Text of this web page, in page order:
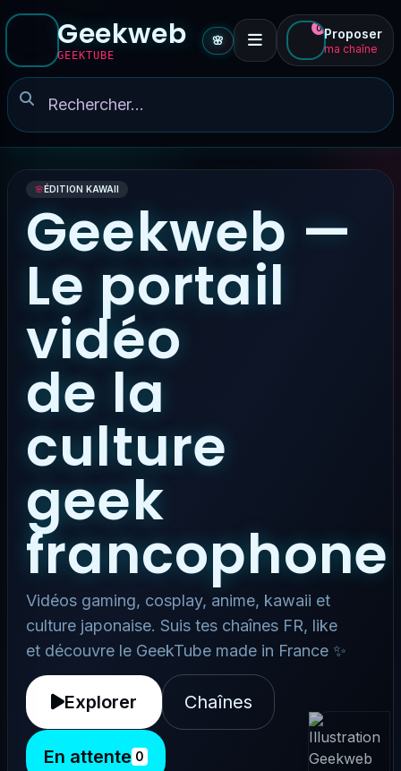
Geekweb
GEEKTUBE
🌸
0 Proposer
ma chaîne
🌸ÉDITION KAWAII
Geekweb —
Le portail
vidéo
de la
culture
geek
francophone
Vidéos gaming, cosplay, anime, kawaii et
culture japonaise. Suis tes chaînes FR, like
et découvre le GeekTube made in France ✨
Explorer Chaînes
En attente 0